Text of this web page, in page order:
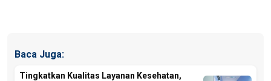
Baca Juga:
Tingkatkan Kualitas Layanan Kesehatan,